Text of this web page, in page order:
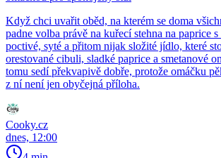
Když chci uvařit oběd, na kterém se doma
padne volba právě na kuřecí stehna na paprice
poctivé, syté a přitom nijak složité jídlo, které
orestované cibuli, sladké paprice a smetanové
tomu sedí překvapivě dobře, protože omáčku
z ní není jen obyčejná příloha.
Cooky.cz
dnes, 12:00